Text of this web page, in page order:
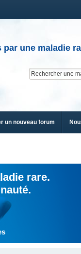
une maladie
un nouveau forum
rare.